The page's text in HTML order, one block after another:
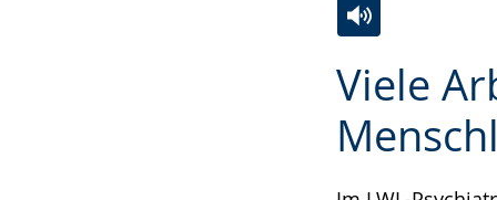
Viele
Leichten
Sprache
wechseln.
Audio-
Unterstützung.
Video
in
Deutscher